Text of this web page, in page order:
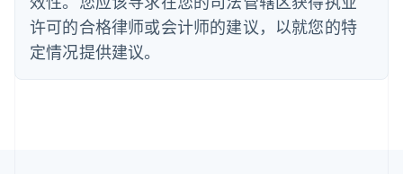
许可的合格律师或会计师的建议，以就您的特
定情况提供建议。
法国
FrançaisEnglish
芬兰
EnglishSvenska